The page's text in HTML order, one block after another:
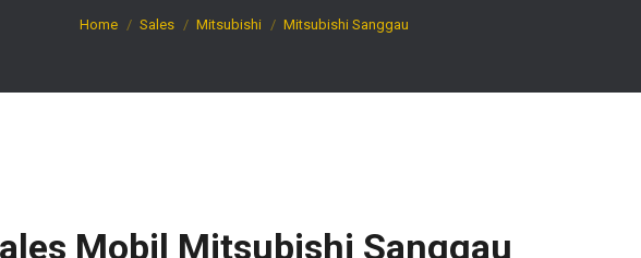
You are here:
Home Sales Mitsubishi Mitsubishi Sanggau
Mobil Mitsubishi Sanggau